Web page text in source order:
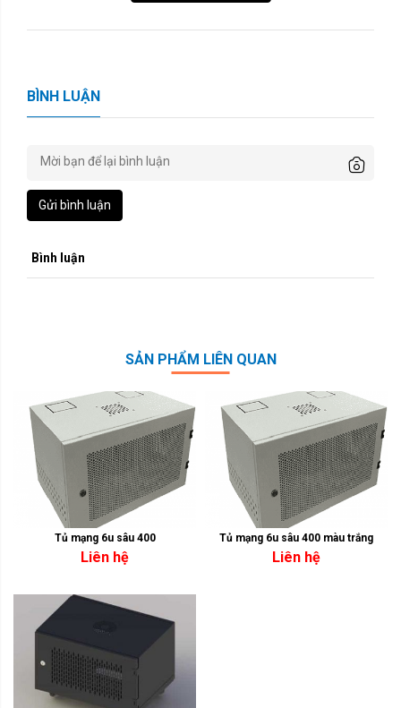
BÌNH LUẬN
Gửi bình luận
Bình luận
SẢN PHẨM LIÊN QUAN
Tủ mạng 6u sâu 400
Liên hệ
Tủ mạng 6u sâu 400 màu trắng
Liên hệ